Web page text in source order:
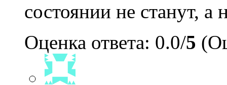
состоянии не станут, а
Оценка ответа: 0.0/5